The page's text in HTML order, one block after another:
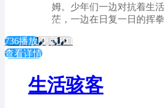
姆。少年们一边对抗着生
茫，一边在日复一日的挥
736播放 更新HD
查看详情
生活骇客